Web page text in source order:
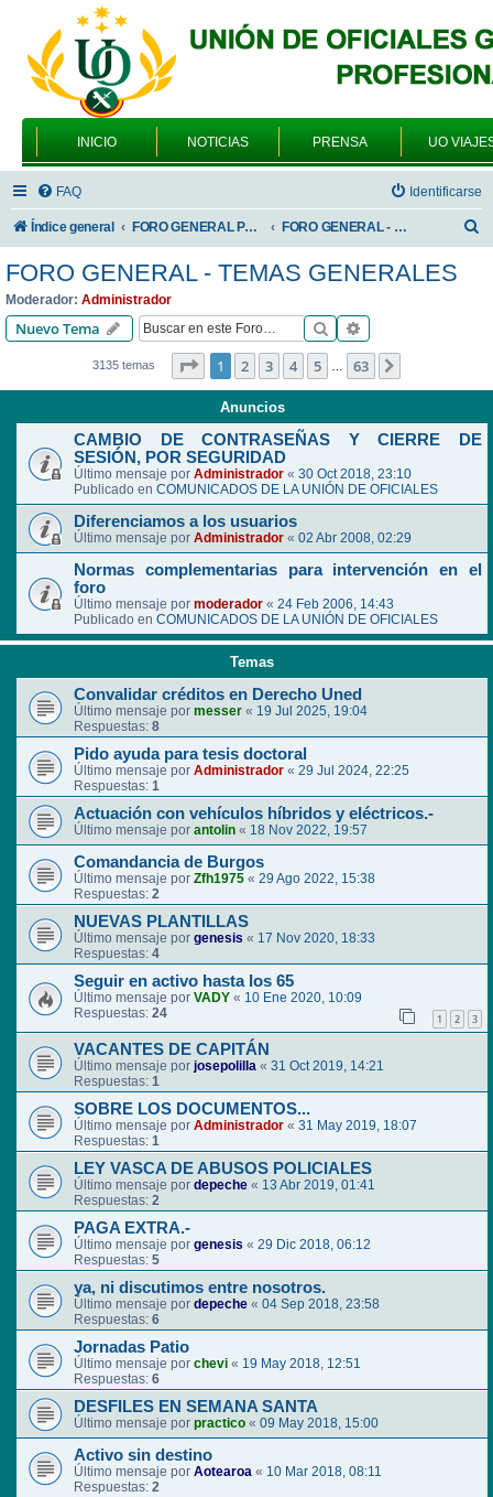
INICIO NOTICIAS PRENSA UO
FAQ Identificarse
Índice general FORO GENERAL PARA TODOS LOS USUARIOS FORO GENERAL - TEMAS GENERALES
FORO GENERAL - TEMAS GENERALES
Moderador: Administrador
Nuevo Tema Buscar
3135 temas Página de 63
1 2 3 4 5 … 63
Anuncios
CAMBIO DE CONTRASEÑAS Y CIERRE DE
SESIÓN, POR SEGURIDAD
Último mensaje por Administrador « 30 Oct 2018, 23:10
Publicado en COMUNICADOS DE LA UNIÓN DE OFICIALES
Diferenciamos a los usuarios
Último mensaje por Administrador « 02 Abr 2008, 02:29
Normas complementarias para intervención en el
foro
Último mensaje por moderador « 24 Feb 2006, 14:43
Publicado en COMUNICADOS DE LA UNIÓN DE OFICIALES
Temas
Convalidar créditos en Derecho Uned
Último mensaje por messer « 19 Jul 2025, 19:04
Respuestas: 8
Pido ayuda para tesis doctoral
Último mensaje por Administrador « 29 Jul 2024, 22:25
Respuestas: 1
Actuación con vehículos híbridos y eléctricos.-
Último mensaje por antolin « 18 Nov 2022, 19:57
Comandancia de Burgos
Último mensaje por Zfh1975 « 29 Ago 2022, 15:38
Respuestas: 2
NUEVAS PLANTILLAS
Último mensaje por genesis « 17 Nov 2020, 18:33
Respuestas: 4
Seguir en activo hasta los 65
Último mensaje por VADY « 10 Ene 2020, 10:09
Respuestas: 24 1 2 3
VACANTES DE CAPITÁN
Último mensaje por josepolilla « 31 Oct 2019, 14:21
Respuestas: 1
SOBRE LOS DOCUMENTOS...
Último mensaje por Administrador « 31 May 2019, 18:07
Respuestas: 1
LEY VASCA DE ABUSOS POLICIALES
Último mensaje por depeche « 13 Abr 2019, 01:41
Respuestas: 2
PAGA EXTRA.-
Último mensaje por genesis « 29 Dic 2018, 06:12
Respuestas: 5
ya, ni discutimos entre nosotros.
Último mensaje por depeche « 04 Sep 2018, 23:58
Respuestas: 6
Jornadas Patio
Último mensaje por chevi « 19 May 2018, 12:51
Respuestas: 6
DESFILES EN SEMANA SANTA
Último mensaje por practico « 09 May 2018, 15:00
Activo sin destino
Último mensaje por Aotearoa « 10 Mar 2018, 08:11
Respuestas: 2